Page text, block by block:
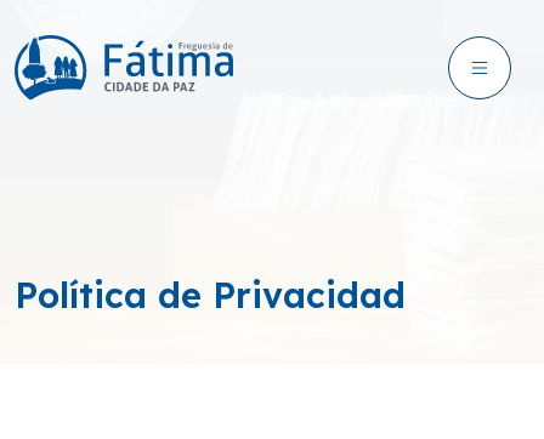
Política de Privacidad